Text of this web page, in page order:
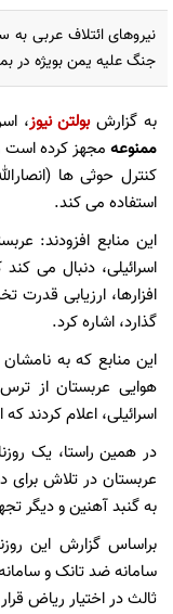
نیروهای ائتلاف عربی
جنگ علیه یمن بویژه در
به گزارشبولتن نیوز،
ممنوعهمجهز کرده
کنترل حوثی ها
استفاده می کند.
این منابع افزودند:
اسرائیلی، دنبال می
افزارها، ارزیابی قدرت
گذارد، اشاره کرد.
این منابع که به
هوایی عربستان از
اسرائیلی، اعلام
عربستان در تلاش برای
به گنبد آهنین و دیگر
براساس گزارش این
سامانه ضد تانک و
ثالث در اختیار ریاض